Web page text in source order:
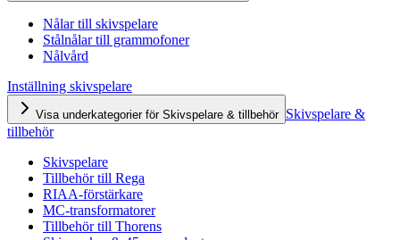
Nålar till skivspelare
Stålnålar till grammofoner
Nålvård
Inställning skivspelare
Visa underkategorier för Skivspelare & tillbehör Skivspelare &
tillbehör
Skivspelare
Tillbehör till Rega
RIAA-förstärkare
MC-transformatorer
Tillbehör till Thorens